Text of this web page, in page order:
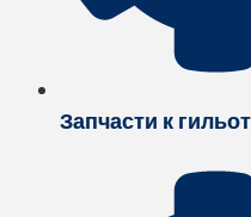
Запчасти к